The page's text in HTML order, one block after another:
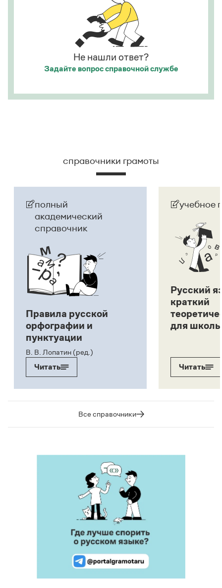
посмотрела на него, как[смотрят
Не нашли ответ?
Задайте вопроссправочной службе
справочники грамоты
полный
академический
справочник
Правила русской
орфографии и
пунктуации
В. В. Лопатин (ред.)
Читать
учебное
Русский
краткий
для
Читать
Все справочники